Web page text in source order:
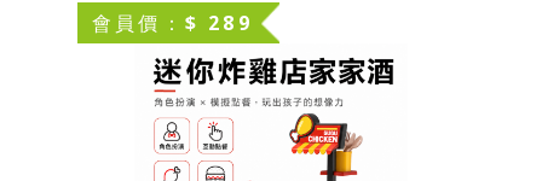
會員價：$ 289